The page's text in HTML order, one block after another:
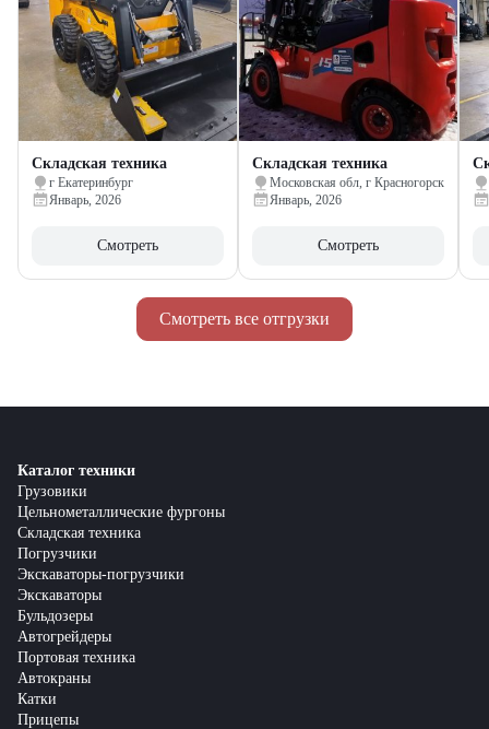
Смотреть все отгрузки
Складская техника
г Екатеринбург
Январь, 2026
Смотреть
Складская техника
Московская обл, г Красногорск
Январь, 2026
Смотреть
Каталог техники
Грузовики
Цельнометаллические фургоны
Складская техника
Погрузчики
Экскаваторы-погрузчики
Экскаваторы
Бульдозеры
Автогрейдеры
Портовая техника
Автокраны
Катки
Прицепы